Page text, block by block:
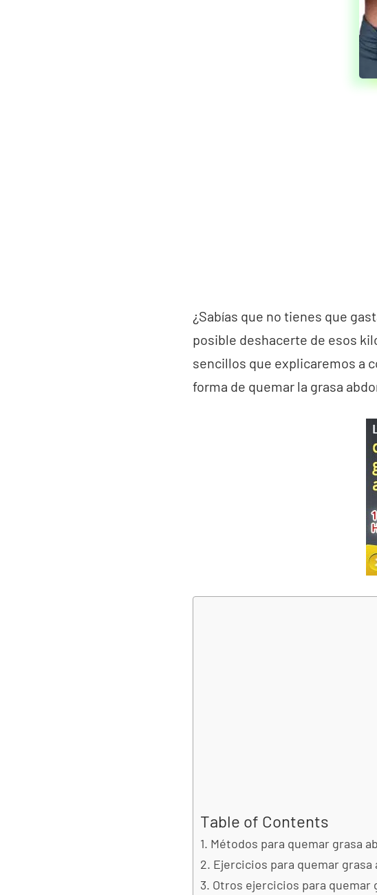
¿Sabías que no tienes que
posible deshacerte de esos
sencillos que explicaremos a
forma de quemar la grasa
Table of Contents
Métodos para quemar grasa
Ejercicios para quemar grasa
Otros ejercicios para quemar